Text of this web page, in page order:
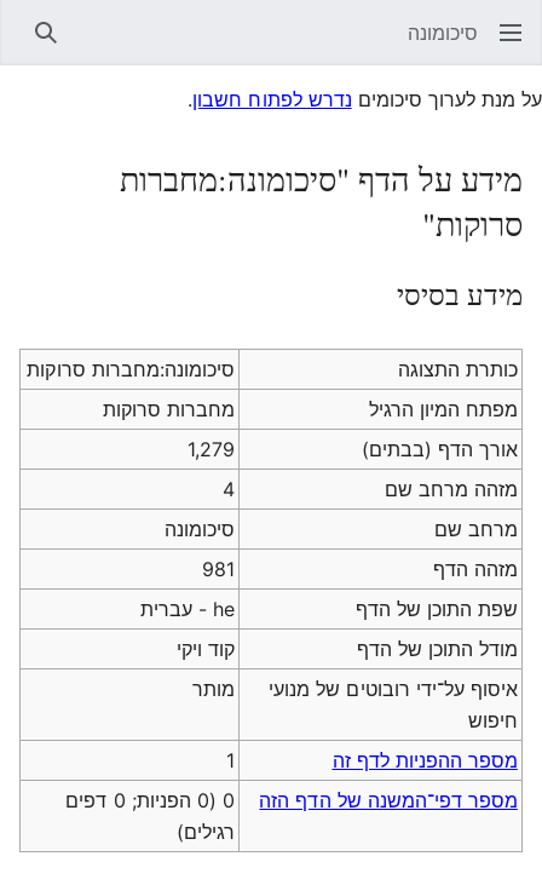
סיכומונה
על מנת לערוך סיכומים נדרש לפתוח חשבון.
מידע על הדף "סיכומונה:מחברות
סרוקות"
מידע בסיסי
כותרת התצוגה
סיכומונה:מחברות סרוקות
מפתח המיון הרגיל
מחברות סרוקות
אורך הדף (בבתים)
1,279
מזהה מרחב שם
4
מרחב שם
סיכומונה
מזהה הדף
981
שפת התוכן של הדף
he - עברית
מודל התוכן של הדף
קוד ויקי
איסוף על־ידי רובוטים של מנועי
חיפוש
מותר
מספר ההפניות לדף זה
1
מספר דפי־המשנה של הדף הזה
0 (0 הפניות; 0 דפים
רגילים)